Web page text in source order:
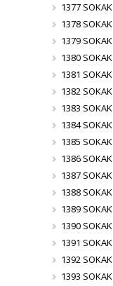
1377 SOKAK
1378 SOKAK
1379 SOKAK
1380 SOKAK
1381 SOKAK
1382 SOKAK
1383 SOKAK
1384 SOKAK
1385 SOKAK
1386 SOKAK
1387 SOKAK
1388 SOKAK
1389 SOKAK
1390 SOKAK
1391 SOKAK
1392 SOKAK
1393 SOKAK